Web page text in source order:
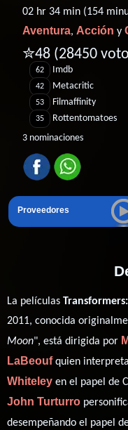
02 hr 34 min (154
Aventura, Acción y
✮48 (28450
62 Imdb
42 Metacritic
53 Filmaffinity
35
Rottentomatoes
3 nominaciones
Proveedores
La películas
2011, conocida
Moon", está dirigida por
LaBeoufquien interpreta
Whiteley en el papel de
John Turturro
desempeñando el papel